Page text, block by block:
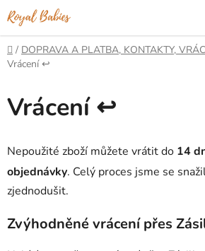
Přejít
na
obsah
Domů
/ DOPRAVA A PLATBA, KONTAKTY,
Vrácení ↩️
Vrácení ↩️
Nepoužité zboží můžete vrátit do 14
objednávky. Celý proces jsme se
zjednodušit.
Zvýhodněné vrácení přes